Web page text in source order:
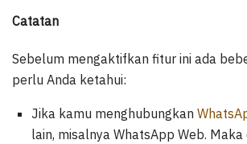
Catatan
Sebelum mengaktifkan fitur ini ada
perlu Anda ketahui:
Jika kamu menghubungkan
lain, misalnya WhatsApp Web. Maka